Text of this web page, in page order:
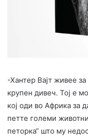
-Хантер Вајт живее
крупен дивеч. Тој е
кој оди во Африка за
петте големи
петорка“ што му